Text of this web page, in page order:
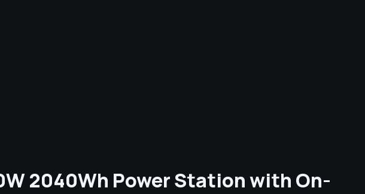
2040Wh Power Station with On-